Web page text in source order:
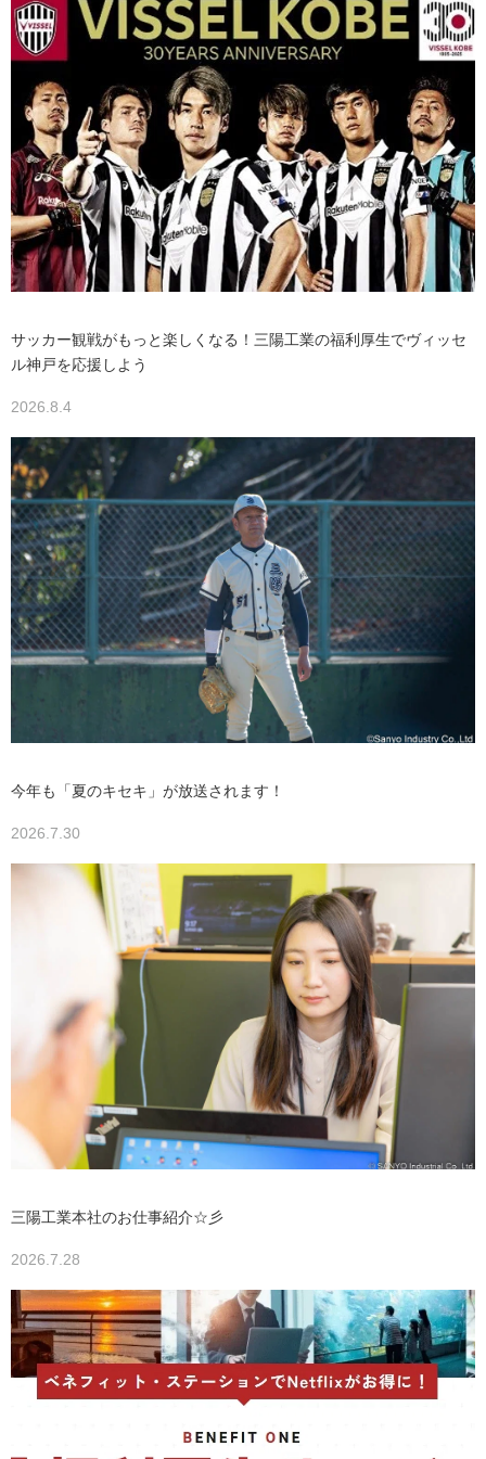
サッカー観戦がもっと楽しくなる！三陽工業の福利厚生でヴィッセ
ル神戸を応援しよう
2026.8.4
今年も「夏のキセキ」が放送されます！
2026.7.30
三陽工業本社のお仕事紹介☆彡
2026.7.28